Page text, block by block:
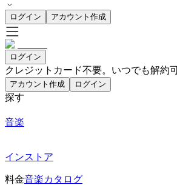
ログイン アカウント作成
ログイン
クレジットカード不要。いつでも解約可
アカウント作成 ログイン
探す
音楽
インストア
料金音楽カタログ